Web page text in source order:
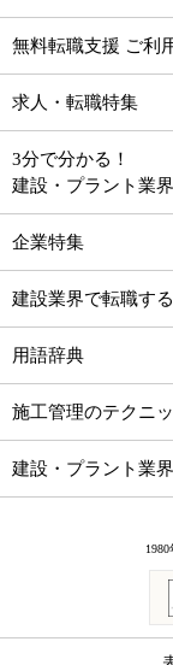
無料転職支援 ご利
求人・転職特集
3分で分かる！
建設・プラント業
企業特集
建設業界で転職す
用語辞典
施工管理のテクニ
建設・プラント業